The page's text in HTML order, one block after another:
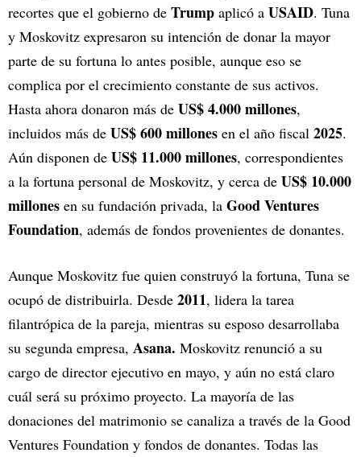
recortes que el gobierno de Trump aplicó a USAID. Tuna
y Moskovitz expresaron su intención de donar la mayor
parte de su fortuna lo antes posible, aunque eso se
complica por el crecimiento constante de sus activos.
Hasta ahora donaron más de US$ 4.000 millones,
incluidos más de US$ 600 millones en el año fiscal 2025.
Aún disponen de US$ 11.000 millones, correspondientes
a la fortuna personal de Moskovitz, y cerca de US$ 10.000
millones en su fundación privada, la Good Ventures
Foundation, además de fondos provenientes de donantes.
Aunque Moskovitz fue quien construyó la fortuna, Tuna se
ocupó de distribuirla. Desde 2011, lidera la tarea
filantrópica de la pareja, mientras su esposo desarrollaba
su segunda empresa, Asana. Moskovitz renunció a su
cargo de director ejecutivo en mayo, y aún no está claro
cuál será su próximo proyecto. La mayoría de las
donaciones del matrimonio se canaliza a través de la Good
Ventures Foundation y fondos de donantes. Todas las